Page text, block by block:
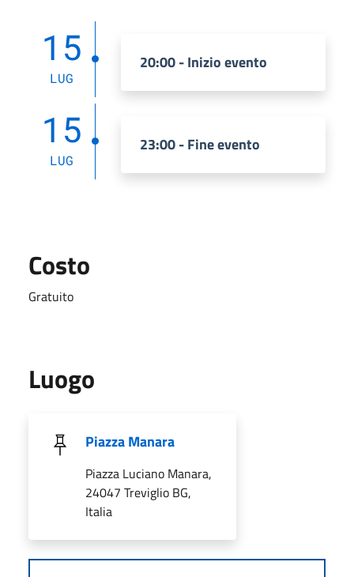
15
LUG
20:00 - Inizio evento
15
LUG
23:00 - Fine evento
Costo
Gratuito
Luogo
Piazza Manara
Piazza Luciano Manara,
24047 Treviglio BG,
Italia